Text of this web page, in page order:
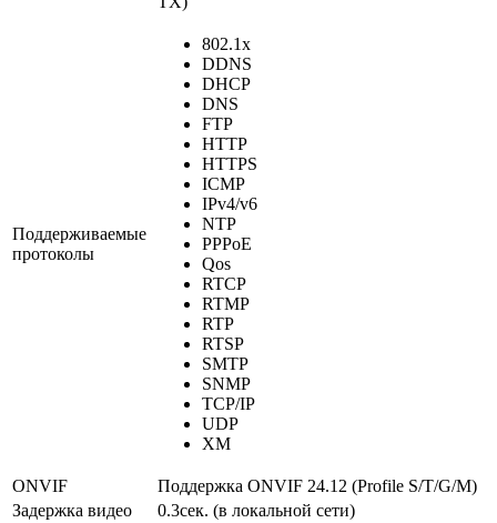
Поддерживаемые
протоколы
802.1x
DDNS
DHCP
DNS
FTP
HTTP
HTTPS
ICMP
IPv4/v6
NTP
PPPoE
Qos
RTCP
RTMP
RTP
RTSP
SMTP
SNMP
TCP/IP
UDP
XM
ONVIF
Поддержка ONVIF 24.12 (Profile S/T/G/M)
Задержка видео
0.3сек. (в локальной сети)